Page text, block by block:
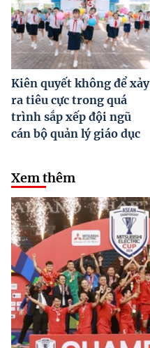
Kiên quyết không để xảy
ra tiêu cực trong quá
trình sắp xếp đội ngũ
cán bộ quản lý giáo dục
Xem thêm